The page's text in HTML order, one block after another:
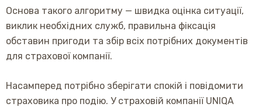
Основа такого алгоритму — швидка оцінка ситуації,
виклик необхідних служб, правильна фіксація
обставин пригоди та збір всіх потрібних документів
для страхової компанії.
Насамперед потрібно зберігати спокій і повідомити
страховика про подію. У страховій компанії UNIQA